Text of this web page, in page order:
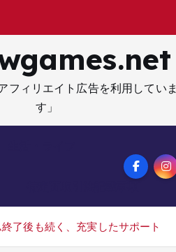
フィリエイト広告を利用していま
す」
了後も続く、充実したサポート